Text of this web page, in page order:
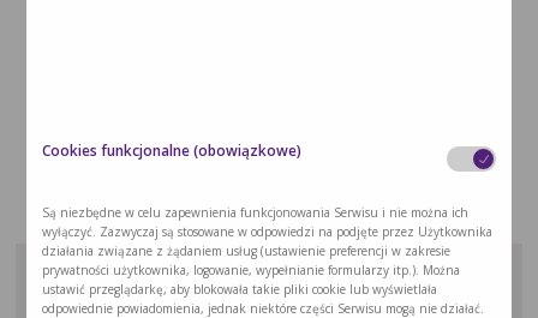
Demencja (otępienie starcze) – pierwsze objawy. Jak pomóc osobie chorej?
Cookies funkcjonalne (obowiązkowe)
Są niezbędne w celu zapewnienia funkcjonowania Serwisu i nie można ich
wyłączyć. Zazwyczaj są stosowane w odpowiedzi na podjęte przez Użytkownika
działania związane z żądaniem usług (ustawienie preferencji w zakresie
prywatności użytkownika, logowanie, wypełnianie formularzy itp.). Można
ustawić przeglądarkę, aby blokowała takie pliki cookie lub wyświetlała
odpowiednie powiadomienia, jednak niektóre części Serwisu mogą nie działać.